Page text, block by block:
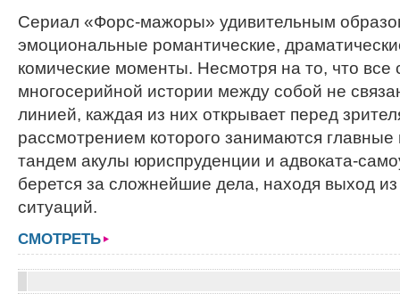
Сериал «Форс-мажоры» удивительным
эмоциональные романтические,
комические моменты. Несмотря на то, что все
многосерийной истории между собой не
линией, каждая из них открывает перед
рассмотрением которого занимаются
тандем акулы юриспруденции и адвоката-
берется за сложнейшие дела, находя выход
ситуаций.
СМОТРЕТЬ